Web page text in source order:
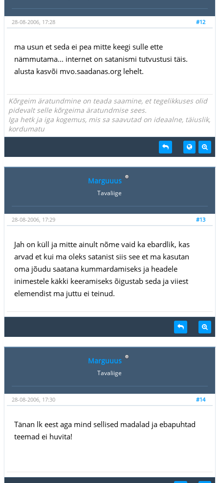
#12
28-08-2006, 17:28
ma usun et seda ei pea mitte keegi sulle ette
nämmutama... internet on satanismi tutvustusi täis.
alusta kasvõi mvo.saadanas.org lehelt.
Kõrgeim äratundmine on teada saamine, et tegelikkuses olid
pidevalt selle kõrgeima äratundmise sees.
Iga hetk ja iga kogemus, mis sa saavutad on ideaalne, täiuslik,
kordumatu
Marguuus
Tavaliige
#13
28-08-2006, 17:29
Jah on küll ja mitte ainult nõme vaid ka ebardlik, kas
arvad et kui ma oleks satanist siis see et ma kasutan
oma jõudu saatana kummardamiseks ja headele
inimestele käkki keeramiseks õigustab seda ja viiest
elemendist ma juttu ei teinud.
Marguuus
Tavaliige
#14
28-08-2006, 17:30
Tänan lk eest aga mind sellised madalad ja ebapuhtad
teemad ei huvita!